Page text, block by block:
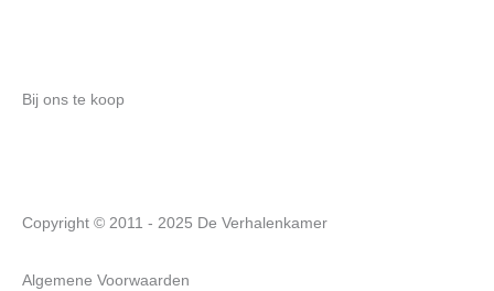
Bij ons te koop
Copyright © 2011 - 2025 De Verhalenkamer
Algemene Voorwaarden